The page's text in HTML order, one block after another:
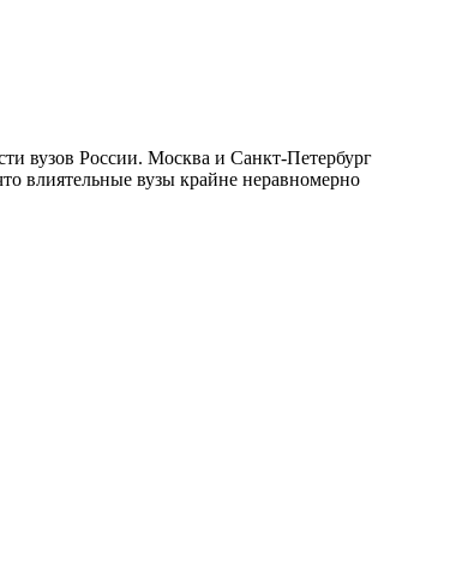
вузов России. Москва и Санкт-Петербург
влиятельные вузы крайне неравномерно